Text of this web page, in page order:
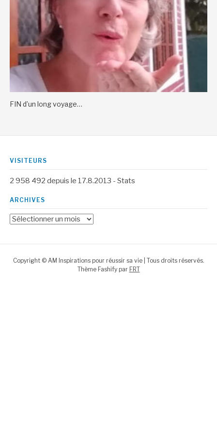
FIN d’un long voyage…
VISITEURS
2 958 492 depuis le 17.8.2013 - Stats
ARCHIVES
Archives
Copyright © AM Inspirations pour réussir sa vie | Tous droits réservés.
Thème Fashify par FRT